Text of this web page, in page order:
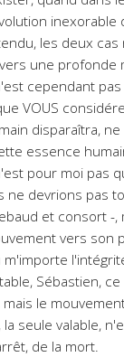
inexorable
les deux
une profonde
cependant
VOUS
disparaîtra,
essence
pour moi pas
ne devrions pas
et consort -,
vers son
Sébastien,
le
seule valable,
de la mort.